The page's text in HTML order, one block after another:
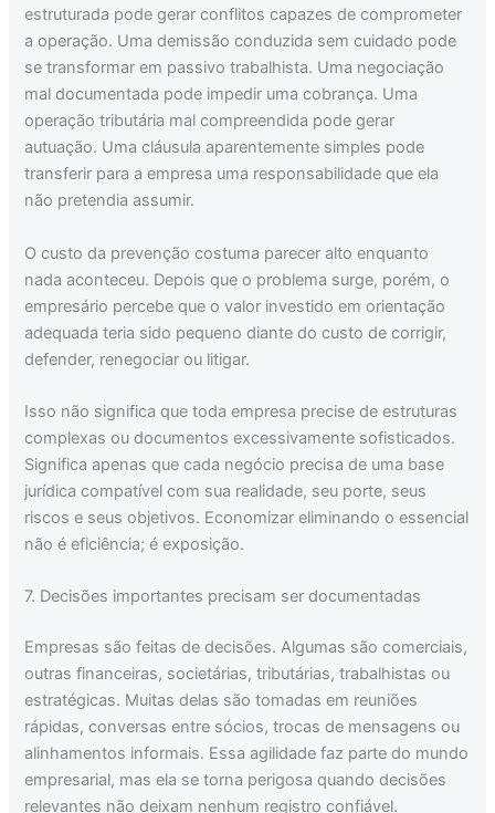
estruturada pode gerar conflitos capazes de comprometer
a operação. Uma demissão conduzida sem cuidado pode
se transformar em passivo trabalhista. Uma negociação
mal documentada pode impedir uma cobrança. Uma
operação tributária mal compreendida pode gerar
autuação. Uma cláusula aparentemente simples pode
transferir para a empresa uma responsabilidade que ela
não pretendia assumir.
O custo da prevenção costuma parecer alto enquanto
nada aconteceu. Depois que o problema surge, porém, o
empresário percebe que o valor investido em orientação
adequada teria sido pequeno diante do custo de corrigir,
defender, renegociar ou litigar.
Isso não significa que toda empresa precise de estruturas
complexas ou documentos excessivamente sofisticados.
Significa apenas que cada negócio precisa de uma base
jurídica compatível com sua realidade, seu porte, seus
riscos e seus objetivos. Economizar eliminando o essencial
não é eficiência; é exposição.
7. Decisões importantes precisam ser documentadas
Empresas são feitas de decisões. Algumas são comerciais,
outras financeiras, societárias, tributárias, trabalhistas ou
estratégicas. Muitas delas são tomadas em reuniões
rápidas, conversas entre sócios, trocas de mensagens ou
alinhamentos informais. Essa agilidade faz parte do mundo
empresarial, mas ela se torna perigosa quando decisões
relevantes não deixam nenhum registro confiável.